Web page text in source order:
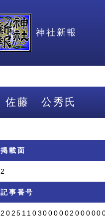
神社新報
佐藤 公秀氏
掲載面
2
記事番号